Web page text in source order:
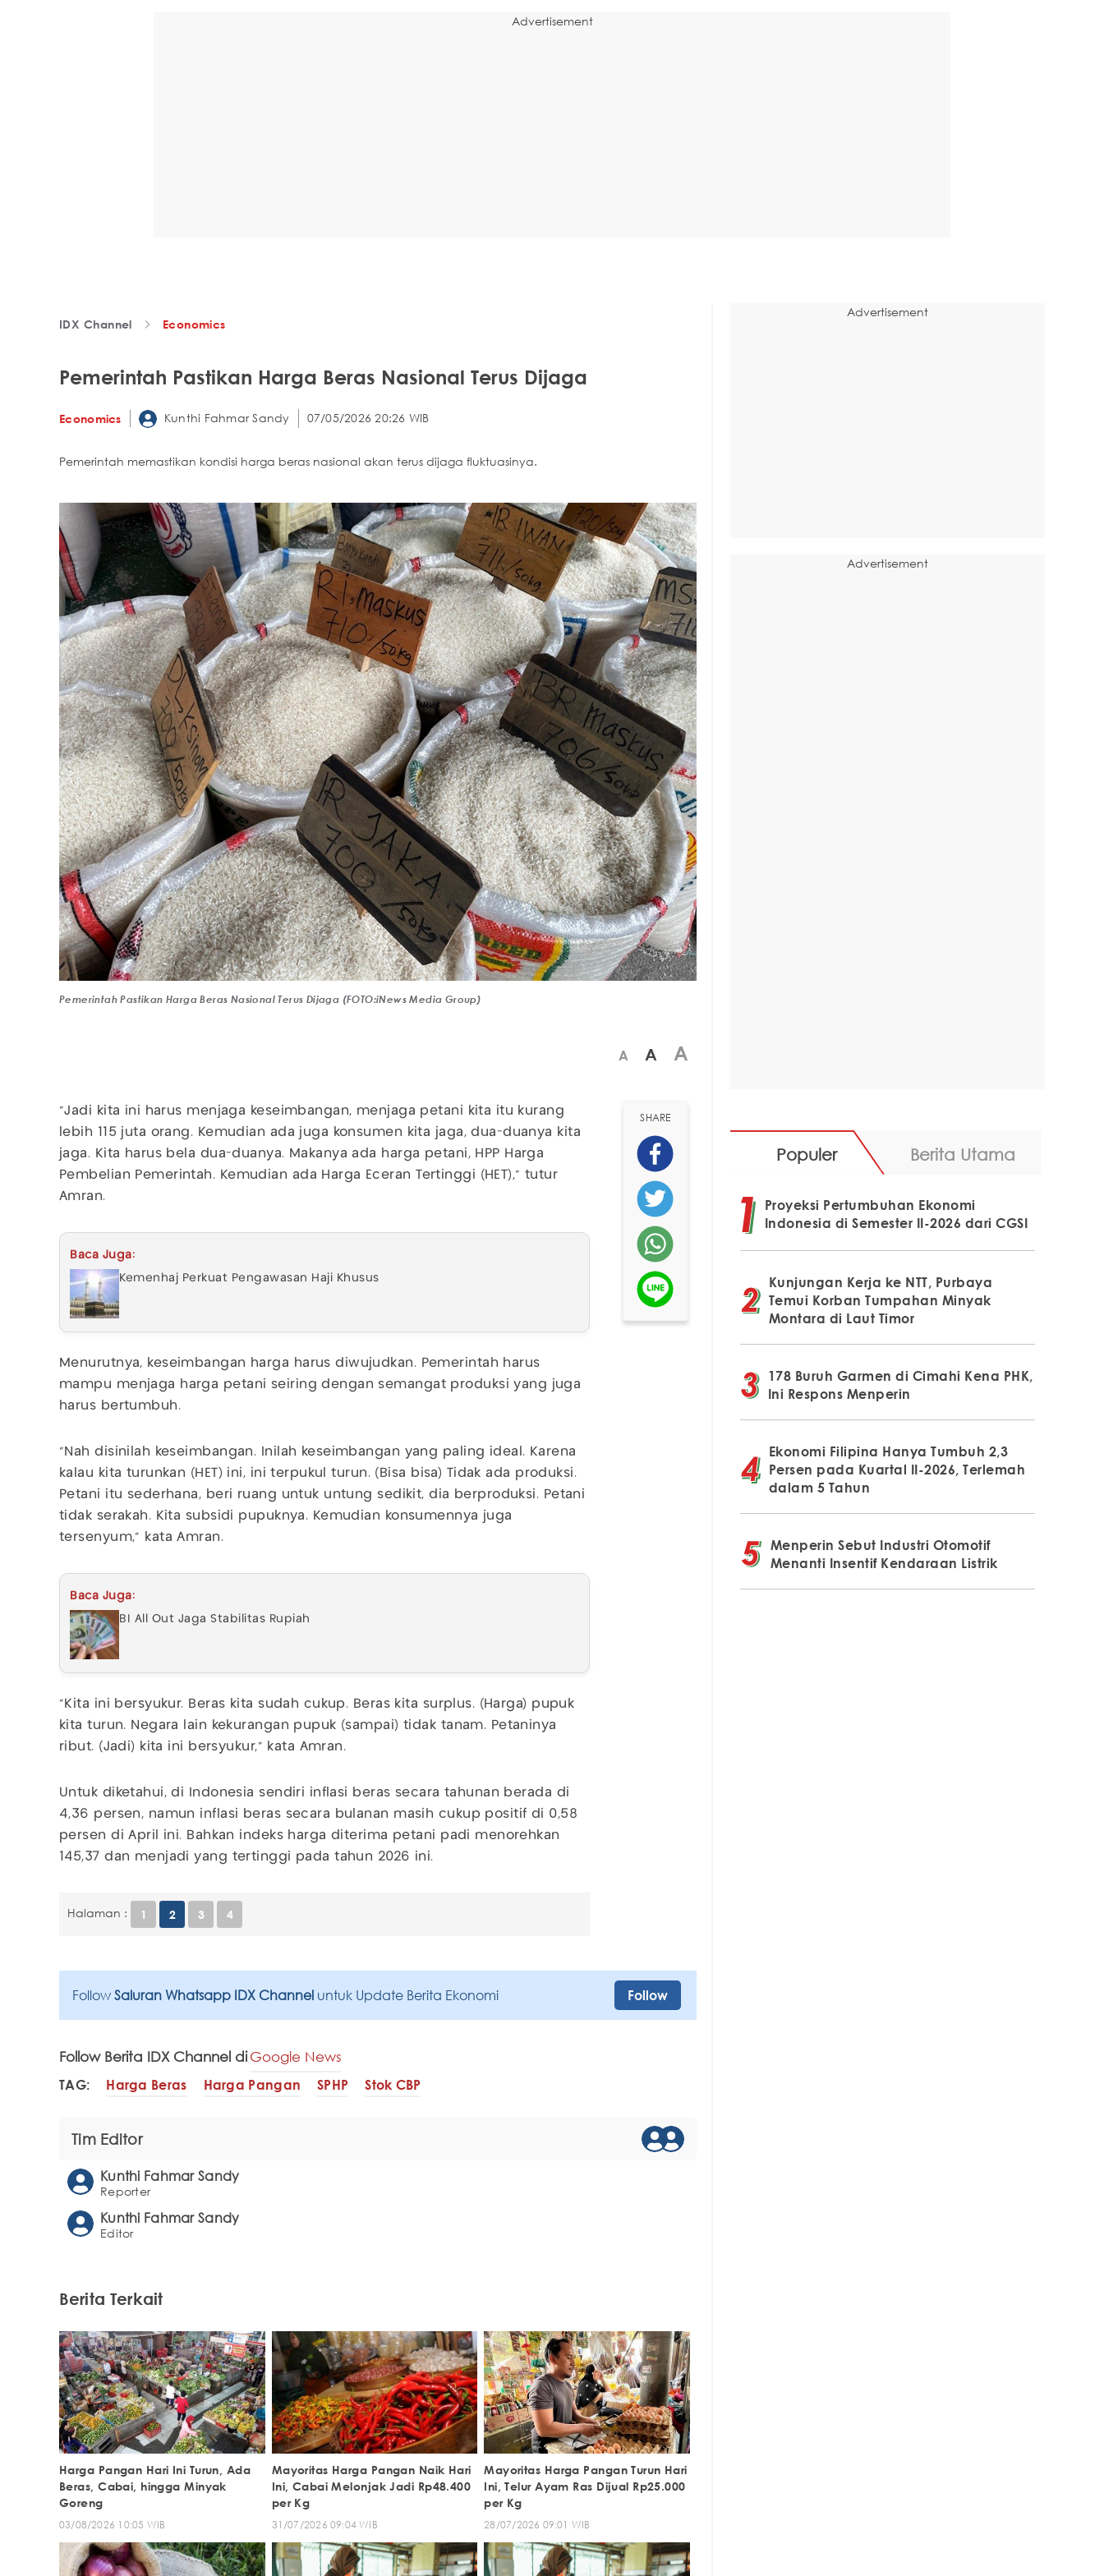
Advertisement
IDX Channel Economics
Pemerintah Pastikan Harga Beras Nasional Terus Dijaga
Economics Kunthi Fahmar Sandy 07/05/2026 20:26 WIB
Pemerintah memastikan kondisi harga beras nasional akan terus dijaga fluktuasinya.
Pemerintah Pastikan Harga Beras Nasional Terus Dijaga (FOTO:iNews Media Group)
A A A
"Jadi kita ini harus menjaga keseimbangan, menjaga petani kita itu kurang
lebih 115 juta orang. Kemudian ada juga konsumen kita jaga, dua-duanya kita
jaga. Kita harus bela dua-duanya. Makanya ada harga petani, HPP Harga
Pembelian Pemerintah. Kemudian ada Harga Eceran Tertinggi (HET)," tutur
Amran.
Baca Juga:
Kemenhaj Perkuat Pengawasan Haji Khusus
Menurutnya, keseimbangan harga harus diwujudkan. Pemerintah harus
mampu menjaga harga petani seiring dengan semangat produksi yang juga
harus bertumbuh.
"Nah disinilah keseimbangan. Inilah keseimbangan yang paling ideal. Karena
kalau kita turunkan (HET) ini, ini terpukul turun. (Bisa bisa) Tidak ada produksi.
Petani itu sederhana, beri ruang untuk untung sedikit, dia berproduksi. Petani
tidak serakah. Kita subsidi pupuknya. Kemudian konsumennya juga
tersenyum," kata Amran.
Baca Juga:
BI All Out Jaga Stabilitas Rupiah
"Kita ini bersyukur. Beras kita sudah cukup. Beras kita surplus. (Harga) pupuk
kita turun. Negara lain kekurangan pupuk (sampai) tidak tanam. Petaninya
ribut. (Jadi) kita ini bersyukur," kata Amran.
Untuk diketahui, di Indonesia sendiri inflasi beras secara tahunan berada di
4,36 persen, namun inflasi beras secara bulanan masih cukup positif di 0,58
persen di April ini. Bahkan indeks harga diterima petani padi menorehkan
145,37 dan menjadi yang tertinggi pada tahun 2026 ini.
Halaman : 1 2 3 4
SHARE
Follow Saluran Whatsapp IDX Channel untuk Update Berita Ekonomi Follow
Follow Berita IDX Channel diGoogle News
TAG: Harga Beras Harga Pangan SPHP Stok CBP
Tim Editor
Kunthi Fahmar Sandy
Reporter
Kunthi Fahmar Sandy
Editor
Berita Terkait
Harga Pangan Hari Ini Turun, Ada
Beras, Cabai, hingga Minyak
Goreng
03/08/2026 10:05 WIB
Mayoritas Harga Pangan Naik Hari
Ini, Cabai Melonjak Jadi Rp48.400
per Kg
31/07/2026 09:04 WIB
Mayoritas Harga Pangan Turun Hari
Ini, Telur Ayam Ras Dijual Rp25.000
per Kg
28/07/2026 09:01 WIB
Advertisement
Advertisement
Populer Berita Utama
Proyeksi Pertumbuhan Ekonomi
Indonesia di Semester II-2026 dari CGSI
Kunjungan Kerja ke NTT, Purbaya
Temui Korban Tumpahan Minyak
Montara di Laut Timor
178 Buruh Garmen di Cimahi Kena PHK,
Ini Respons Menperin
Ekonomi Filipina Hanya Tumbuh 2,3
Persen pada Kuartal II-2026, Terlemah
dalam 5 Tahun
Menperin Sebut Industri Otomotif
Menanti Insentif Kendaraan Listrik